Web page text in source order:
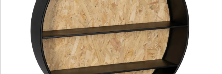
Estilos
Proyectos
Profesionales